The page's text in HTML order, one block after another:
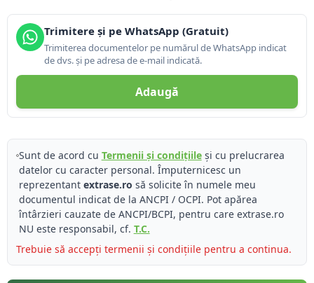
Trimitere și pe WhatsApp (Gratuit)
Trimiterea documentelor pe numărul de WhatsApp indicat
de dvs. și pe adresa de e-mail indicată.
Adaugă
Sunt de acord cu Termenii și condițiileși cu prelucrarea
datelor cu caracter personal. Împuternicesc un
reprezentant extrase.ro să solicite în numele meu
documentul indicat de la ANCPI / OCPI. Pot apărea
întârzieri cauzate de ANCPI/BCPI, pentru care extrase.ro
NU este responsabil, cf. T.C.
Trebuie să accepți termenii și condițiile pentru a continua.